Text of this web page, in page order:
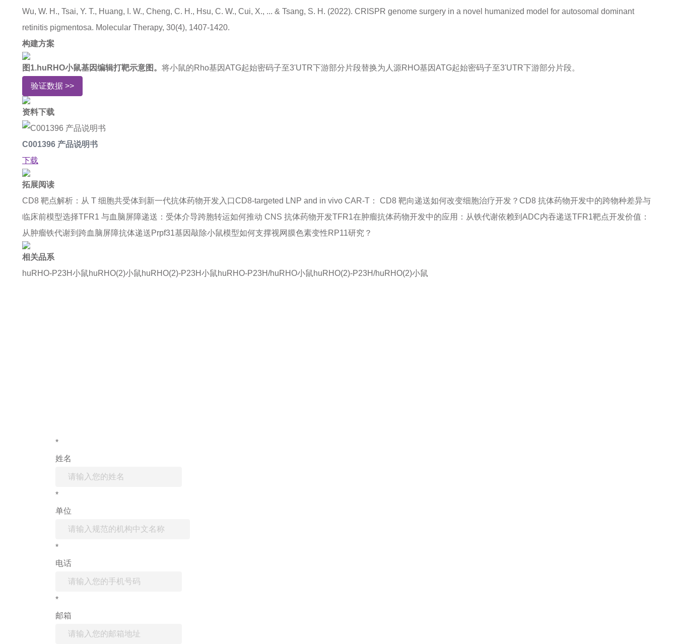
Wu, W. H., Tsai, Y. T., Huang, I. W., Cheng, C. H., Hsu, C. W., Cui, X., ... & Tsang, S. H. (2022). CRISPR genome surgery in a novel humanized model for autosomal dominant
retinitis pigmentosa. Molecular Therapy, 30(4), 1407-1420.
构建方案
图1.huRHO小鼠基因编辑打靶示意图。 将小鼠的Rho基因ATG起始密码子至3'UTR下游部分片段替换为人源RHO基因ATG起始密码子至3'UTR下游部分片段。
验证数据 >>
资料下载
C001396 产品说明书
下载
拓展阅读
CD8 靶点解析：从 T 细胞共受体到新一代抗体药物开发入口CD8-targeted LNP and in vivo CAR-T： CD8 靶向递送如何改变细胞治疗开发？ CD8 抗体药物开发中的跨物种差异与
临床前模型选择TFR1 与血脑屏障递送：受体介导跨胞转运如何推动 CNS 抗体药物开发TFR1在肿瘤抗体药物开发中的应用：从铁代谢依赖到ADC内吞递送TFR1靶点开发价值：
从肿瘤铁代谢到跨血脑屏障抗体递送Prpf31基因敲除小鼠模型如何支撑视网膜色素变性RP11研究？
相关品系
huRHO-P23H小鼠huRHO(2)小鼠huRHO(2)-P23H小鼠huRHO-P23H/huRHO小鼠huRHO(2)-P23H/huRHO(2)小鼠
*
姓名
*
单位
*
电话
*
邮箱